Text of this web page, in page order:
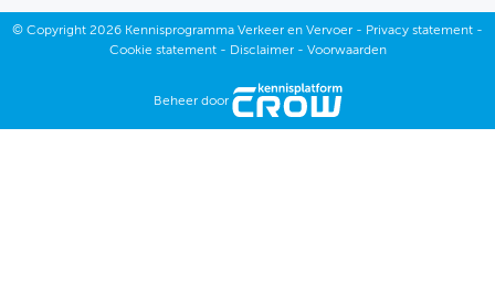
© Copyright 2026 Kennisprogramma Verkeer en Vervoer - Privacy statement -
Cookie statement- Disclaimer- Voorwaarden
Beheer door